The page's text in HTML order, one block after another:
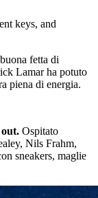
keys, and
fetta di
Lamar ha potuto
piena di energia.
Ospitato
Nils Frahm,
sneakers, maglie